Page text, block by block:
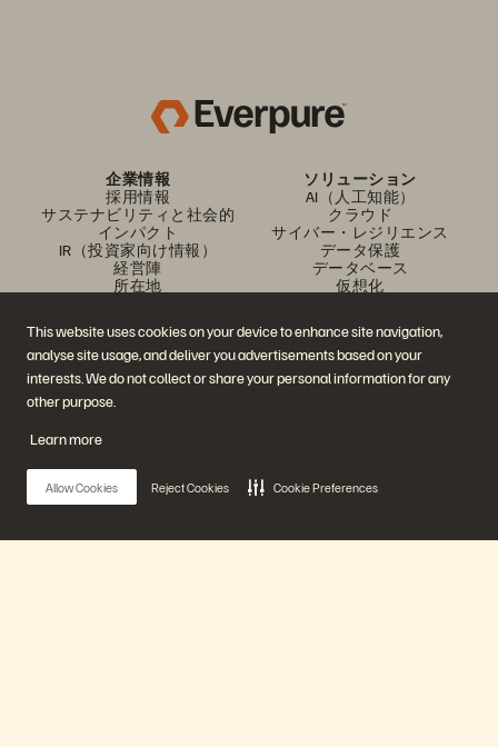
This website uses cookies on your device to enhance site navigation,
analyse site usage, and deliver you advertisements based on your
interests. We do not collect or share your personal information for any
other purpose.
Learn more
Allow Cookies Reject Cookies Cookie Preferences
企業情報
採用情報
サステナビリティと社会的
インパクト
IR（投資家向け情報）
経営陣
所在地
ソリューション
AI（人工知能）
クラウド
サイバー・レジリエンス
データ保護
データベース
仮想化
プラットフォームと製品
エンタープライズ・デー
タ・クラウド
Evergreen//One
FlashBlade
リアルタイムのエンタープ
ライズ・ファイル
パートナー
パートナー概要
Partner Central